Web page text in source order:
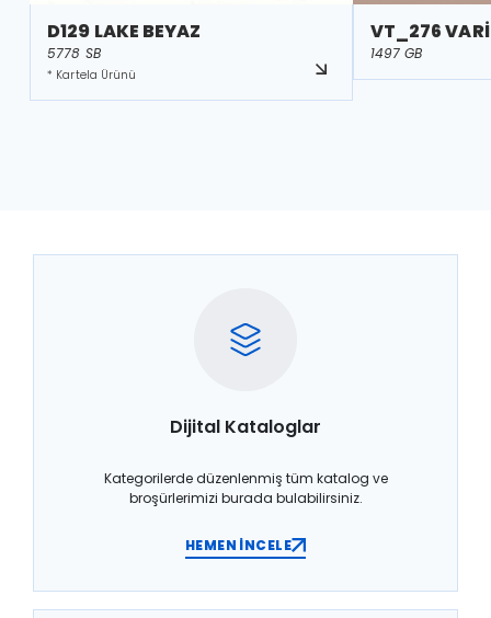
D129 LAKE BEYAZ
5778 SB
* Kartela Ürünü
VT_276
1497 GB
Dijital Kataloglar
Kategorilerde düzenlenmiş tüm katalog ve
broşürlerimizi burada bulabilirsiniz.
HEMEN İNCELE